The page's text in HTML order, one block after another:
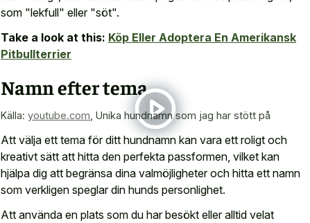
som "lekfull" eller "söt".
Take a look at this: Köp Eller Adoptera En Amerikansk
Pitbullterrier
Namn efter tema
Källa: youtube.com Unika hundnamn som jag har stött på
Att välja ett tema för ditt hundnamn kan vara ett roligt och
kreativt sätt att hitta den perfekta passformen, vilket kan
hjälpa dig att begränsa dina valmöjligheter och hitta ett namn
som verkligen speglar din hunds personlighet.
Att använda en plats som du har besökt eller alltid velat